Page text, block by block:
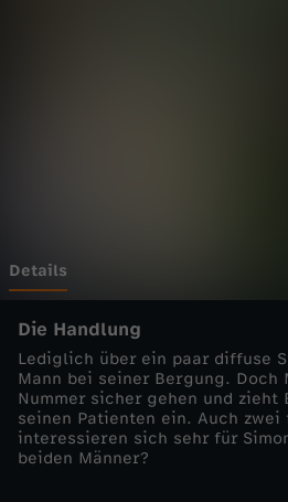
r
-
D
u
Details
Die Handlung
Lediglich über ein paar diffuse
Mann bei seiner Bergung.
Nummer sicher gehen und zieht
seinen Patienten ein. Auch
interessieren sich sehr für
beiden Männer?